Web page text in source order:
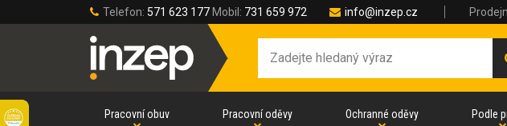
Telefon: 571 623 177 Mobil: 731 659 972 info@inzep.cz
Pracovní obuv Pracovní oděvy Ochranné oděvy Podle